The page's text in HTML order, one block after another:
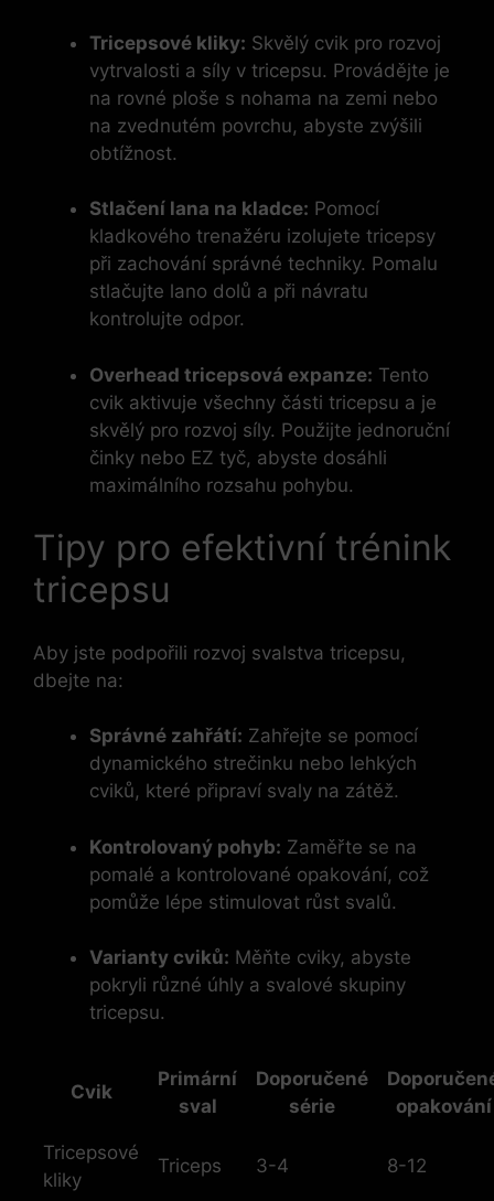
Tricepsové​ kliky: Skvělý cvik pro rozvoj
vytrvalosti a ⁢síly v tricepsu. Provádějte je
na rovné ploše s nohama na‍ zemi ⁤nebo
na zvednutém povrchu, abyste zvýšili
obtížnost.
Stlačení lana na kladce: Pomocí
kladkového‌ trenažéru izolujete tricepsy
při zachování správné techniky.⁢ Pomalu
stlačujte lano⁣ dolů a při návratu
kontrolujte odpor.
Overhead tricepsová expanze: Tento
cvik aktivuje ‍všechny ​části tricepsu ⁣a je
skvělý pro rozvoj síly. Použijte jednoruční
činky ⁤nebo EZ tyč, abyste dosáhli
maximálního rozsahu pohybu.
Tipy⁣ pro efektivní trénink ​
tricepsu
Aby jste podpořili rozvoj svalstva‍ tricepsu,
dbejte na:
Správné zahřátí: Zahřejte se⁢ pomocí
dynamického strečinku nebo lehkých
cviků, které připraví svaly na zátěž.
Kontrolovaný pohyb: Zaměřte se na
pomalé a kontrolované opakování, což
pomůže lépe stimulovat růst svalů.
Varianty cviků: ⁢Měňte cviky, abyste‌
pokryli různé úhly a⁣ svalové skupiny
tricepsu.
Cvik
Primární
sval
Doporučené
série
‌opakování
Tricepsové
kliky
Triceps 3-4 8-12